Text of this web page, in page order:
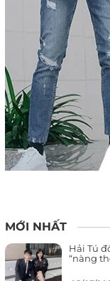
MỚI NHẤT
Hải Tú
“nàng